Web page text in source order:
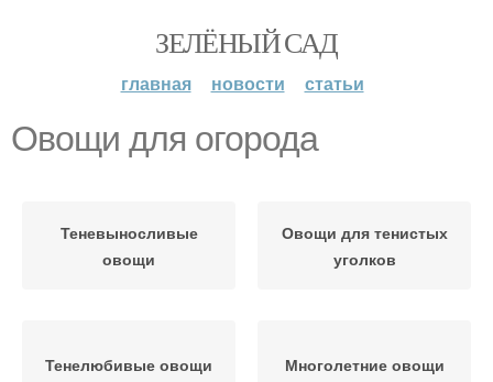
ЗЕЛЁНЫЙ САД
главная новости статьи
Овощи для огорода
Теневыносливые
овощи
Овощи для тенистых
уголков
Тенелюбивые овощи Многолетние овощи